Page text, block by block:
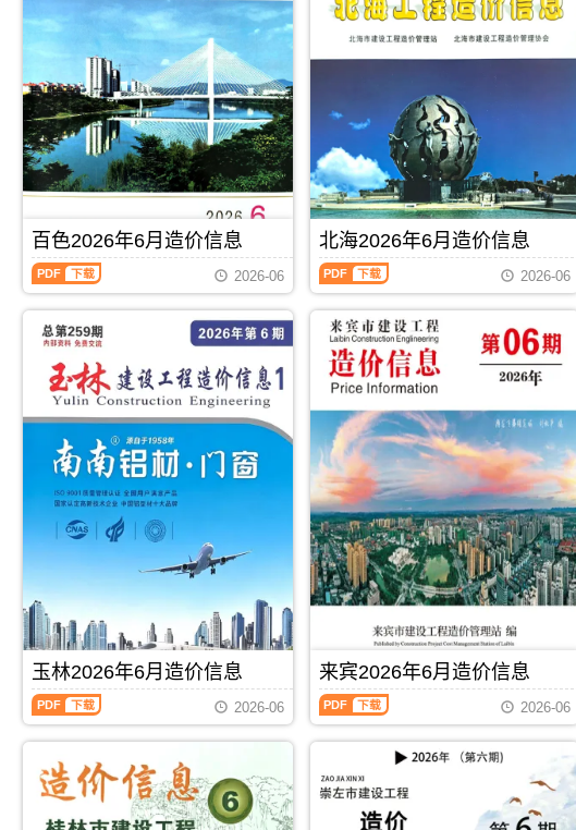
百色2026年6月造价信息
百
色
信
信
息)，
百
色
市
建
设
工
程
价
信
PDF 下载
2026-06
北海2026年6月造价信息
北
海
月
造
信
(北
海
工
程
造
价
信
息)，
北
设
工
程
造
价
息
网
PDF 下载
2026-06
玉林2026年6月造价信息
玉
林
月
2026-06
来宾2026年6月造价信息
来
宾
月
2026-06